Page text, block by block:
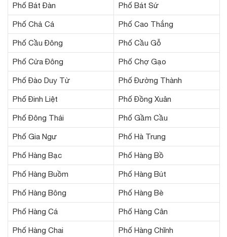
Phố Bát Đàn Phố Bát Sứ
Phố Chả Cá Phố Cao Thắng
Phố Cầu Đông Phố Cầu Gỗ
Phố Cửa Đông Phố Chợ Gạo
Phố Đào Duy Từ Phố Đường Thành
Phố Đinh Liệt Phố Đồng Xuân
Phố Đông Thái Phố Gầm Cầu
Phố Gia Ngư Phố Hà Trung
Phố Hàng Bạc Phố Hàng Bồ
Phố Hàng Buồm Phố Hàng Bút
Phố Hàng Bông Phố Hàng Bè
Phố Hàng Cá Phố Hàng Cân
Phố Hàng Chai Phố Hàng Chĩnh